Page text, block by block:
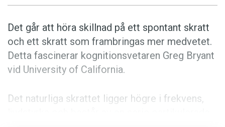
Press
Det går att höra skillnad på ett spontant skratt
och ett skratt som frambringas mer medvetet.
Detta fascinerar kognitionsvetaren Greg Bryant
vid University of California.
Det naturliga skrattet ligger högre i frekvens,